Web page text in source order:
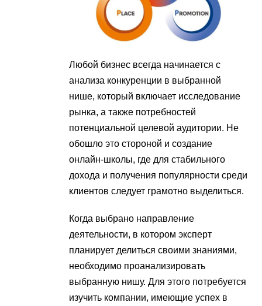
Любой бизнес всегда начинается с
анализа конкуренции в выбранной
нише, который включает исследование
рынка, а также потребностей
потенциальной целевой аудитории. Не
обошло это стороной и создание
онлайн-школы, где для стабильного
дохода и получения популярности среди
клиентов следует грамотно выделиться.
Когда выбрано направление
деятельности, в котором эксперт
планирует делиться своими знаниями,
необходимо проанализировать
выбранную нишу. Для этого потребуется
изучить компании, имеющие успех в